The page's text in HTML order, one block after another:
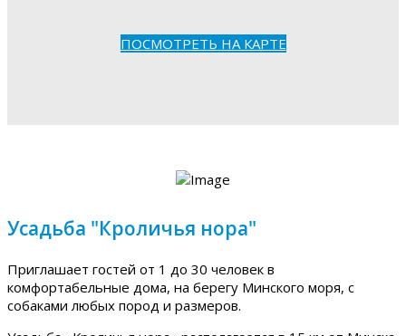
ПОСМОТРЕТЬ НА КАРТЕ
Усадьба "Кроличья нора"
Приглашает гостей от 1 до 30 человек в
комфортабельные дома, на берегу Минского моря, с
собаками любых пород и размеров.